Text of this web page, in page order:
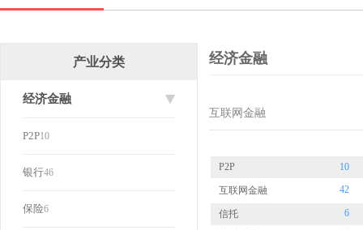
产业分类
经济金融
P2P10
银行46
保险6
经济金融
互联网金融
P2P 10
互联网金融 42
信托 6